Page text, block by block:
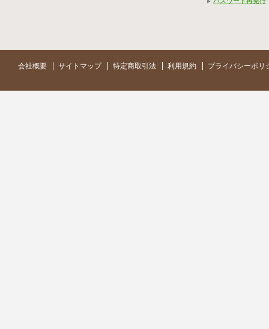
会社概要 サイトマップ 特定商取引法 利用規約 プライバシーポリ